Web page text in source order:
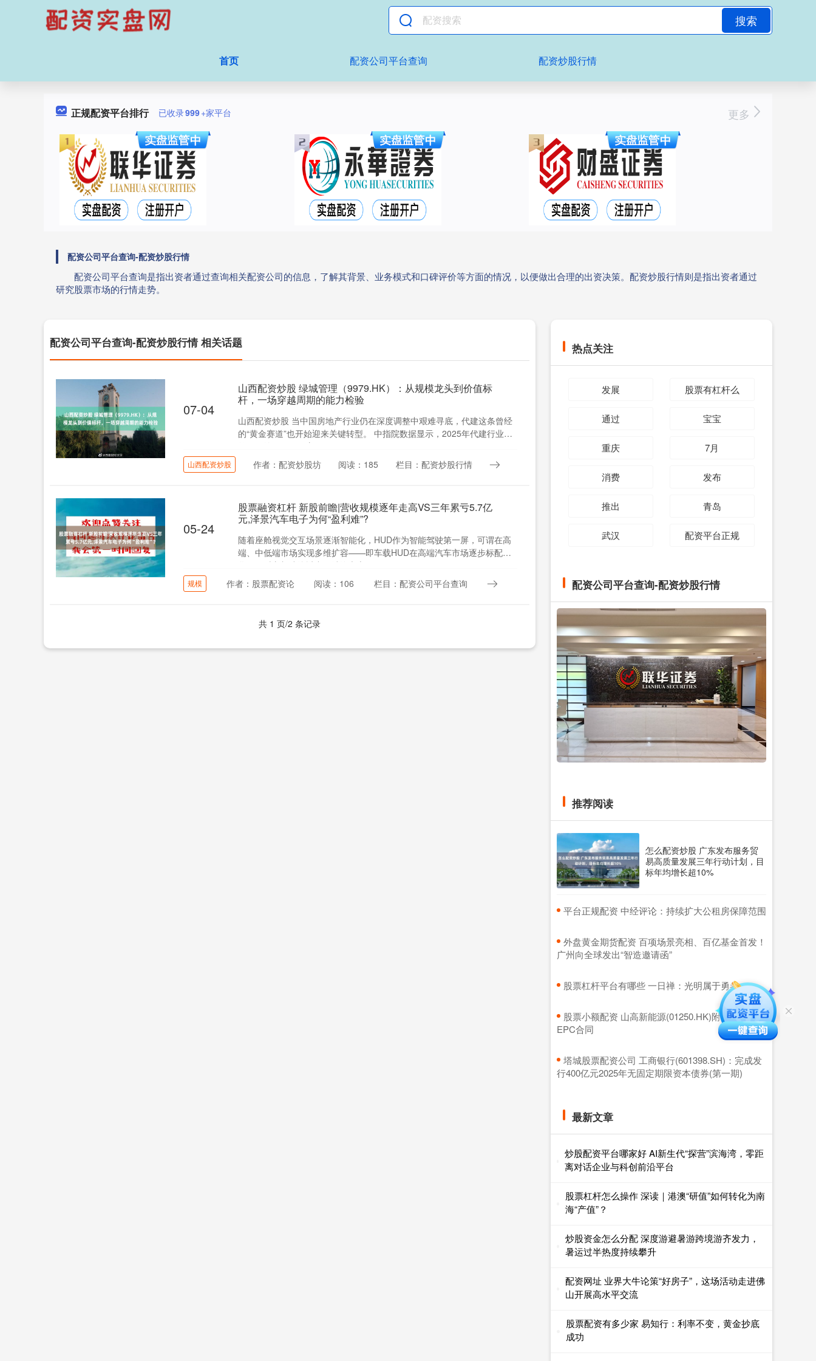
搜索
首页 配资公司平台查询 配资炒股行情
正规配资平台排行 已收录999+家平台 更多
配资公司平台查询-配资炒股行情
配资公司平台查询是指出资者通过查询相关配资公司的信息，了解其背景、业务模式和口碑评价等方面的情况，以便做出合理的出资决策。配资炒股行情则是指出资者通过
研究股票市场的行情走势。
配资公司平台查询-配资炒股行情 相关话题
07-04
山西配资炒股 绿城管理（9979.HK）：从规模龙头到价值标
杆，一场穿越周期的能力检验
山西配资炒股 当中国房地产行业仍在深度调整中艰难寻底，代建这条曾经
的“黄金赛道”也开始迎来关键转型。 中指院数据显示，2025年代建行业新
签面积约1.71亿平方....
山西配资炒股 作者：配资炒股坊 阅读：185 栏目：配资炒股行情
05-24
股票融资杠杆 新股前瞻|营收规模逐年走高VS三年累亏5.7亿
元,泽景汽车电子为何“盈利难”?
随着座舱视觉交互场景逐渐智能化，HUD作为智能驾驶第一屏，可谓在高
端、中低端市场实现多维扩容——即车载HUD在高端汽车市场逐步标配
化，同时亦加速渗透中低端汽车市....
规模 作者：股票配资论 阅读：106 栏目：配资公司平台查询
共 1 页/2 条记录
热点关注
发展 股票有杠杆么
通过 宝宝
重庆 7月
消费 发布
推出 青岛
武汉 配资平台正规
配资公司平台查询-配资炒股行情
推荐阅读
怎么配资炒股 广东发布服务贸
易高质量发展三年行动计划，目
标年均增长超10%
​平台正规配资 中经评论：持续扩大公租房保障范围
​外盘黄金期货配资 百项场景亮相、百亿基金首发！
广州向全球发出“智造邀请函”
​股票杠杆平台有哪些 一日禅：光明属于勇者
​股票小额配资 山高新能源(01250.HK)附属订立
EPC合同
​塔城股票配资公司 工商银行(601398.SH)：完成发
行400亿元2025年无固定期限资本债券(第一期)
最新文章
炒股配资平台哪家好 AI新生代“探营”滨海湾，零距
离对话企业与科创前沿平台
股票杠杆怎么操作 深读｜港澳“研值”如何转化为南
海“产值”？
炒股资金怎么分配 深度游避暑游跨境游齐发力，
暑运过半热度持续攀升
配资网址 业界大牛论策“好房子”，这场活动走进佛
山开展高水平交流
股票配资有多少家 易知行：利率不变，黄金抄底
成功